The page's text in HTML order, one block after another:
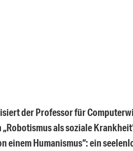
der Professor für
als soziale
einem Humanismus“: ein